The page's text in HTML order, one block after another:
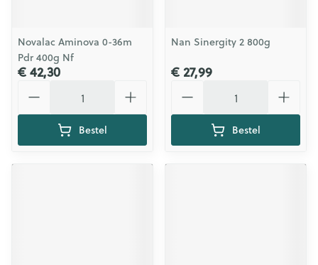
Novalac Aminova 0-36m
Pdr 400g Nf
€ 42,30
Bestel
Nan Sinergity 2 800g
€ 27,99
Bestel